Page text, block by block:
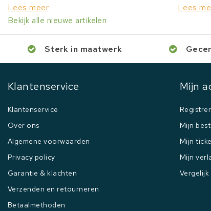
Lees meer Lees
Bekijk alle nieuwe artikelen
Sterk in maatwerk
Klantenservice
Klantenservice
Over ons
Algemene voorwaarden
Privacy policy
Garantie & klachten
Verzenden en retourneren
Betaalmethoden
Mijn
Mijn
Mijn
Mijn